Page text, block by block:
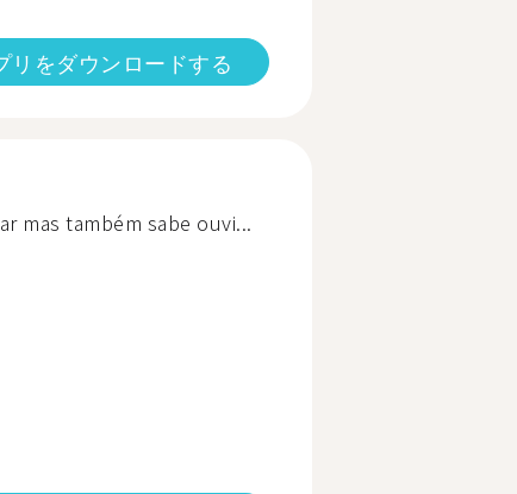
リをダウンロードする
mas também sabe ouvi...